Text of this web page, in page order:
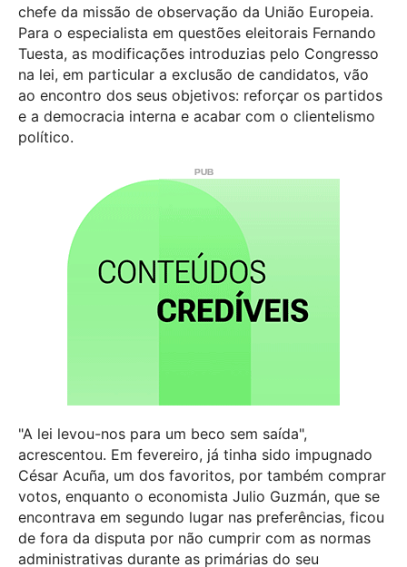
chefe da missão de observação da União Europeia.
Para o especialista em questões eleitorais Fernando
Tuesta, as modificações introduzias pelo Congresso
na lei, em particular a exclusão de candidatos, vão
ao encontro dos seus objetivos: reforçar os partidos
e a democracia interna e acabar com o clientelismo
político.
"A lei levou-nos para um beco sem saída",
acrescentou. Em fevereiro, já tinha sido impugnado
César Acuña, um dos favoritos, por também comprar
votos, enquanto o economista Julio Guzmán, que se
encontrava em segundo lugar nas preferências, ficou
de fora da disputa por não cumprir com as normas
administrativas durante as primárias do seu